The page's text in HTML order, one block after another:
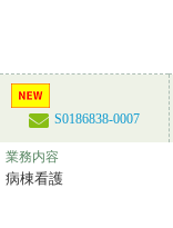
S0186838-0007
業務内容
病棟看護